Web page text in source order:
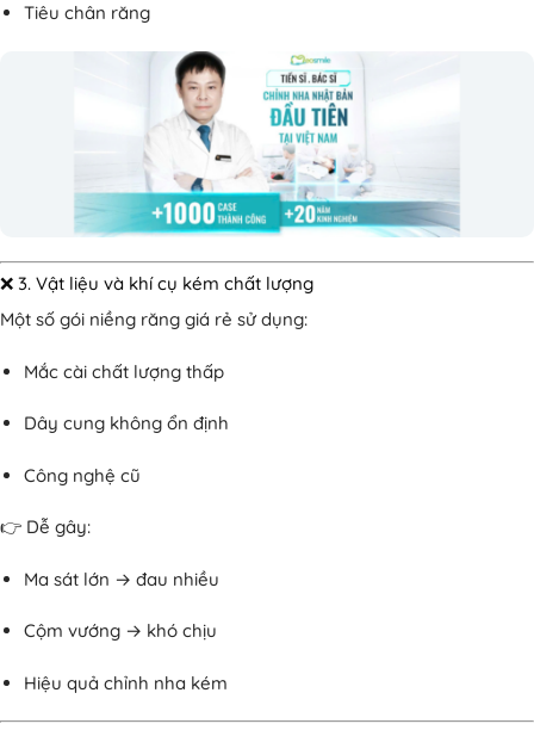
Tiêu chân răng
❌ 3. Vật liệu và khí cụ kém chất lượng
Một số gói niềng răng giá rẻ sử dụng:
Mắc cài chất lượng thấp
Dây cung không ổn định
Công nghệ cũ
👉 Dễ gây:
Ma sát lớn → đau nhiều
Cộm vướng → khó chịu
Hiệu quả chỉnh nha kém